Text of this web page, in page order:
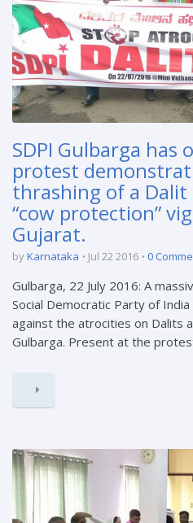
SDPI Gulbarga has
protest
thrashing of a
“cow protection”
Gujarat.
byKarnataka Jul 22 2016 0
Gulbarga, 22 July 2016: A
Social Democratic Party of
against the atrocities on Dalits
Gulbarga. Present at the